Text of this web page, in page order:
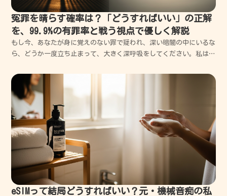
冤罪を晴らす確率は？「どうすればいい」の正解
を、99.9%の有罪率と戦う視点で優しく解説
もし今、あなたが身に覚えのない罪で疑われ、深い暗闇の中にいるな
ら、どうか一度立ち止まって、大きく深呼吸をしてください。私はこ
絶望する姿を目の当たりにしてきましたし、私自身も何度も失敗し、
泥を啜るような経験をしてきました。この記事では、日本...
eSIMって結局どうすればいい？元・機械音痴の私